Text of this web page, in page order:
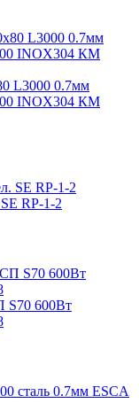
L3000 0.7мм
INOX304 КМ
RP-1-2
S70 600Вт